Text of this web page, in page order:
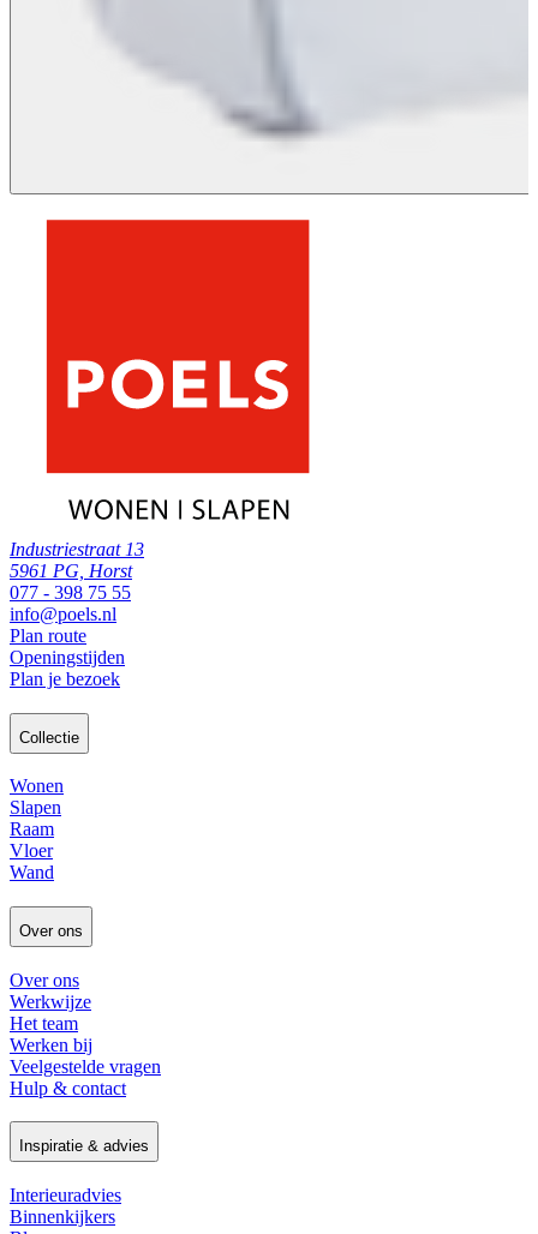
Industriestraat 13
5961 PG, Horst
077 - 398 75 55
info@poels.nl
Plan route
Openingstijden
Plan je bezoek
Collectie
Wonen
Slapen
Raam
Vloer
Wand
Over ons
Over ons
Werkwijze
Het team
Werken bij
Veelgestelde vragen
Hulp & contact
Inspiratie & advies
Interieuradvies
Binnenkijkers